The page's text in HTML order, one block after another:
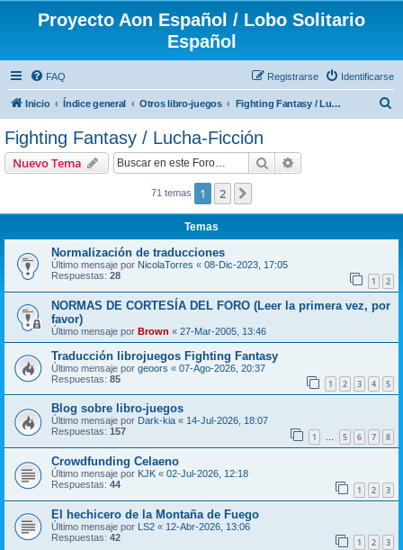
Proyecto Aon Español / Lobo Solitario
Español
FAQ Identificarse
Registrarse
Inicio Índice general Otros libro-juegos Fighting Fantasy / Lucha-Ficción
Fighting Fantasy / Lucha-Ficción
Nuevo Tema Buscar
71 temas 1 2
Temas
Normalización de traducciones
Último mensaje por NicolaTorres « 08-Dic-2023, 17:05
Respuestas: 28 1 2
NORMAS DE CORTESÍA DEL FORO (Leer la primera vez, por
favor)
Último mensaje por Brown « 27-Mar-2005, 13:46
Traducción librojuegos Fighting Fantasy
Último mensaje por geoors « 07-Ago-2026, 20:37
Respuestas: 85 1 2 3 4 5
Blog sobre libro-juegos
Último mensaje por Dark-kia « 14-Jul-2026, 18:07
Respuestas: 157 1 … 5 6 7 8
Crowdfunding Celaeno
Último mensaje por KJK « 02-Jul-2026, 12:18
Respuestas: 44 1 2 3
El hechicero de la Montaña de Fuego
Último mensaje por LS2 « 12-Abr-2026, 13:06
Respuestas: 42 1 2 3